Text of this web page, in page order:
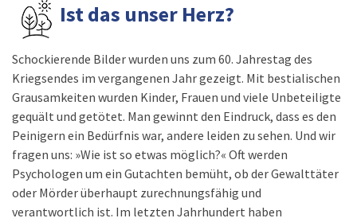
Ist das unser Herz?
Schockierende Bilder wurden uns zum 60. Jahrestag des
Kriegsendes im vergangenen Jahr gezeigt. Mit bestialischen
Grausamkeiten wurden Kinder, Frauen und viele Unbeteiligte
gequält und getötet. Man gewinnt den Eindruck, dass es den
Peinigern ein Bedürfnis war, andere leiden zu sehen. Und wir
fragen uns: »Wie ist so etwas möglich?« Oft werden
Psychologen um ein Gutachten bemüht, ob der Gewalttäter
oder Mörder überhaupt zurechnungsfähig und
verantwortlich ist. Im letzten Jahrhundert haben